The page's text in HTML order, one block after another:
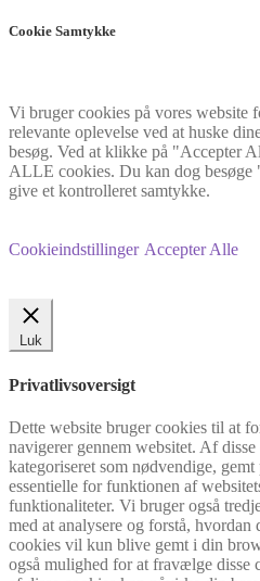
Cookie Samtykke
Vi bruger cookies på vores website
relevante oplevelse ved at huske
besøg. Ved at klikke på "Accepter
ALLE cookies. Du kan dog
give et kontrolleret samtykke.
Cookieindstillinger Accepter Alle
Luk
Privatlivsoversigt
Dette website bruger cookies til at
navigerer gennem websitet. Af
kategoriseret som nødvendige,
essentielle for funktionen af
funktionaliteter. Vi bruger også
med at analysere og forstå, hvordan
cookies vil kun blive gemt i din
også mulighed for at fravælge disse